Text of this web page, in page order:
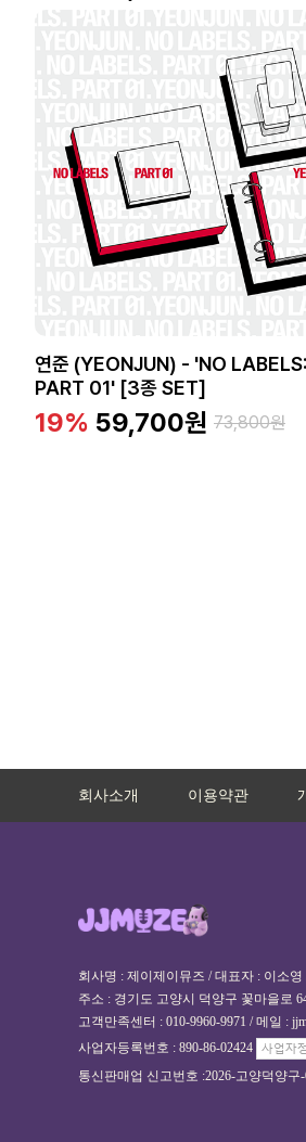
연준 (YEONJUN) - 'NO LABELS:
PART 01' [3종 SET]
19% 59,700원 73,800원
회사소개 이용약관
회사명 : 제이제이뮤즈 / 대표자 : 이소
주소 : 경기도 고양시 덕양구 꽃마을로
고객만족센터 : 010-9960-9971 / 메일 :
사업자등록번호 : 890-86-02424
통신판매업 신고번호 :2026-고양덕양구-